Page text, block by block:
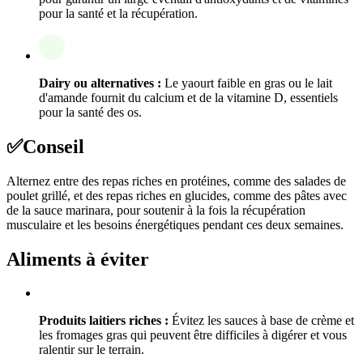
pour la santé et la récupération.
Dairy ou alternatives : Le yaourt faible en gras ou le lait
d'amande fournit du calcium et de la vitamine D, essentiels
pour la santé des os.
✅Conseil
Alternez entre des repas riches en protéines, comme des salades de
poulet grillé, et des repas riches en glucides, comme des pâtes avec
de la sauce marinara, pour soutenir à la fois la récupération
musculaire et les besoins énergétiques pendant ces deux semaines.
Aliments à éviter
Produits laitiers riches : Évitez les sauces à base de crème et
les fromages gras qui peuvent être difficiles à digérer et vous
ralentir sur le terrain.